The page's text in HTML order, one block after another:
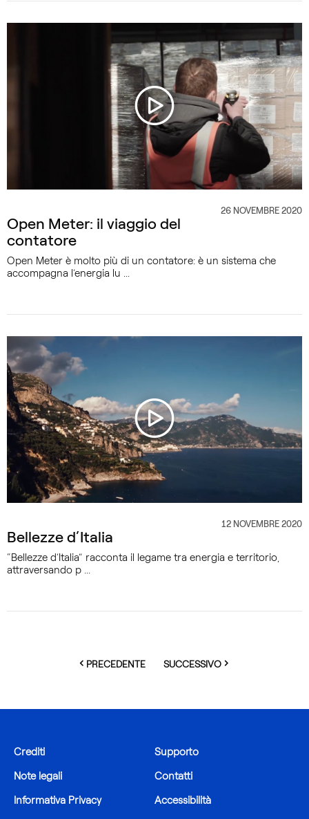
26 NOVEMBRE 2020
Open Meter: il viaggio del
contatore
Open Meter è molto più di un contatore: è un sistema che
accompagna l’energia lu ...
12 NOVEMBRE 2020
Bellezze d’Italia
“Bellezze d’Italia” racconta il legame tra energia e territorio,
attraversando p ...
PRECEDENTE PAGESUCCESSIVO PAGE
Crediti
Note legali
Informativa Privacy
Supporto
Contatti
Accessibilità